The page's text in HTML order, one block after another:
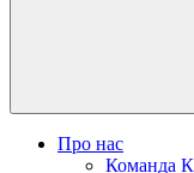
Про нас
Команда